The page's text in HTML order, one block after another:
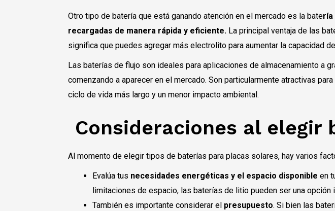
Otro tipo de batería que está ganando atención en el mercado es la batería
recargadas de manera rápida y eficiente. La principal ventaja de las
significa que puedes agregar más electrolito para aumentar la capacidad
Las baterías de flujo son ideales para aplicaciones de almacenamiento a
comenzando a aparecer en el mercado. Son particularmente atractivas
ciclo de vida más largo y un menor impacto ambiental.
Consideraciones al elegir
Al momento de elegir tipos de baterías para placas solares, hay varios
Evalúa tus necesidades energéticas y el espacio disponible en
limitaciones de espacio, las baterías de litio pueden ser una
También es importante considerar el presupuesto. Si bien las